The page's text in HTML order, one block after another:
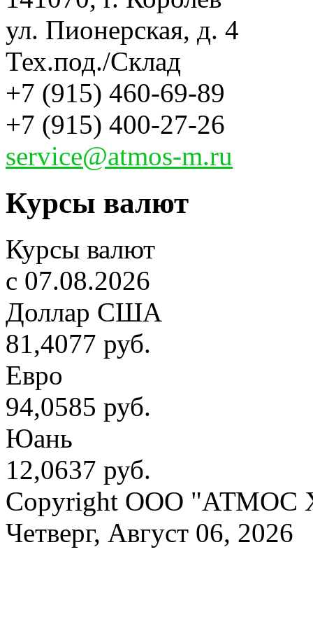
ул. Пионерская, д. 4
Тех.под./Склад
+7 (915) 460-69-89
+7 (915) 400-27-26
service@atmos-m.ru
Курсы валют
Курсы валют
c 07.08.2026
Доллар США
81,4077 руб.
Евро
94,0585 руб.
Юань
12,0637 руб.
Copyright OOO "АТМОС
Четверг, Август 06, 2026